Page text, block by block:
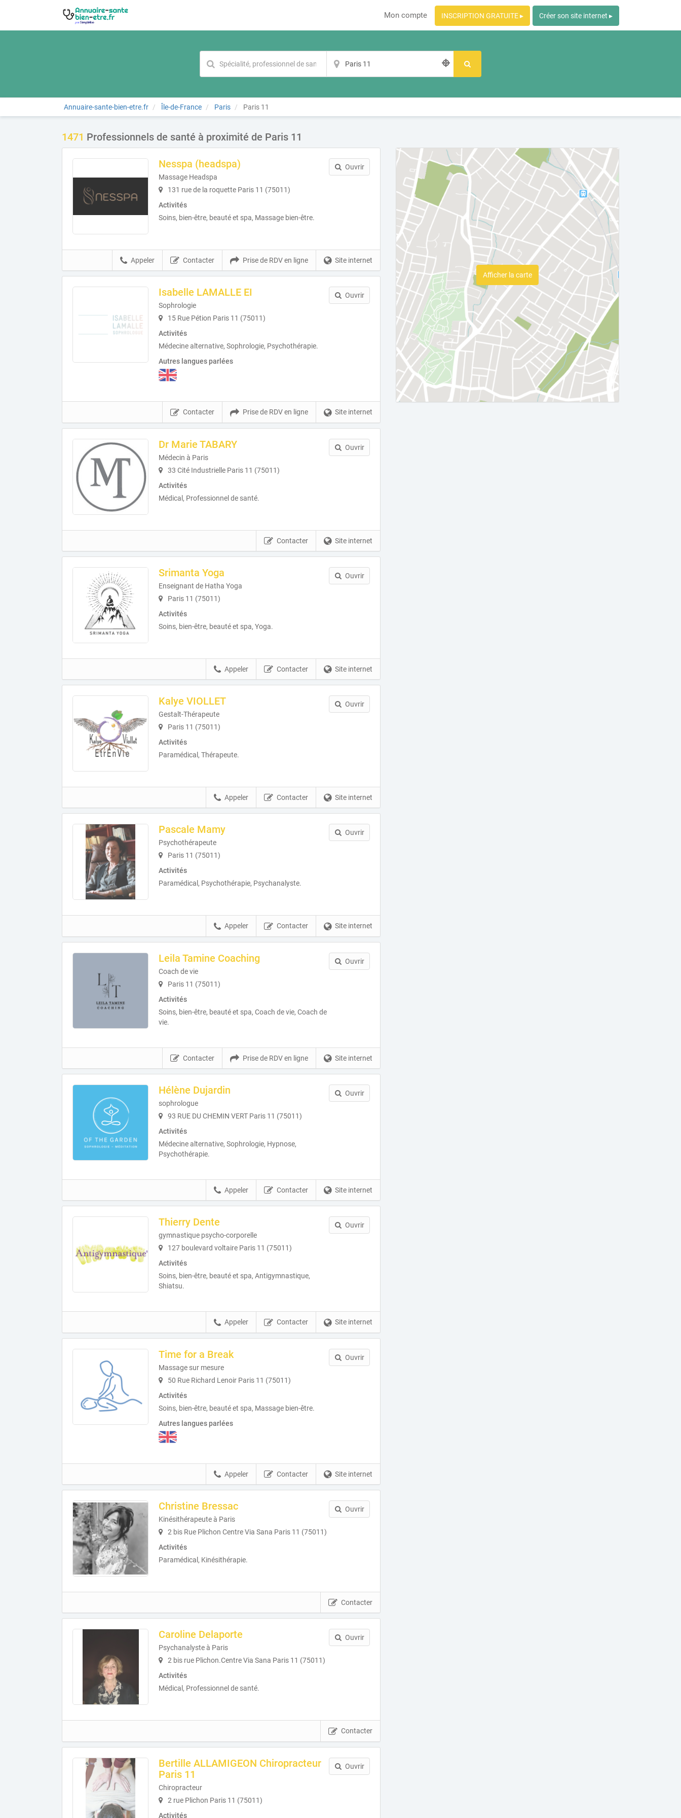
Mon compte INSCRIPTION GRATUITE ▸ Créer son site internet ▸
Annuaire-sante-bien-etre.fr Île-de-France Paris Paris 11
1471 Professionnels de santé à proximité de Paris 11
Nesspa (headspa)
Massage Headspa
131 rue de la roquette Paris 11 (75011)
Activités
Soins, bien-être, beauté et spa, Massage bien-être.
Ouvrir
Site internet
Prise de RDV en ligne
Contacter
Appeler
Isabelle LAMALLE EI
Sophrologie
15 Rue Pétion Paris 11 (75011)
Activités
Médecine alternative, Sophrologie, Psychothérapie.
Autres langues parlées
Ouvrir
Site internet
Prise de RDV en ligne
Contacter
Dr Marie TABARY
Médecin à Paris
33 Cité Industrielle Paris 11 (75011)
Activités
Médical, Professionnel de santé.
Ouvrir
Site internet
Contacter
Srimanta Yoga
Enseignant de Hatha Yoga
Paris 11 (75011)
Activités
Soins, bien-être, beauté et spa, Yoga.
Ouvrir
Site internet
Contacter
Appeler
Kalye VIOLLET
Gestalt-Thérapeute
Paris 11 (75011)
Activités
Paramédical, Thérapeute.
Ouvrir
Site internet
Contacter
Appeler
Pascale Mamy
Psychothérapeute
Paris 11 (75011)
Activités
Paramédical, Psychothérapie, Psychanalyste.
Ouvrir
Site internet
Contacter
Appeler
Leila Tamine Coaching
Coach de vie
Paris 11 (75011)
Activités
Soins, bien-être, beauté et spa, Coach de vie, Coach de
vie.
Ouvrir
Site internet
Prise de RDV en ligne
Contacter
Hélène Dujardin
sophrologue
93 RUE DU CHEMIN VERT Paris 11 (75011)
Activités
Médecine alternative, Sophrologie, Hypnose,
Psychothérapie.
Ouvrir
Site internet
Contacter
Appeler
Thierry Dente
gymnastique psycho-corporelle
127 boulevard voltaire Paris 11 (75011)
Activités
Soins, bien-être, beauté et spa, Antigymnastique,
Shiatsu.
Ouvrir
Site internet
Contacter
Appeler
Time for a Break
Massage sur mesure
50 Rue Richard Lenoir Paris 11 (75011)
Activités
Soins, bien-être, beauté et spa, Massage bien-être.
Autres langues parlées
Ouvrir
Site internet
Contacter
Appeler
Christine Bressac
Kinésithérapeute à Paris
2 bis Rue Plichon Centre Via Sana Paris 11 (75011)
Activités
Paramédical, Kinésithérapie.
Ouvrir
Contacter
Caroline Delaporte
Psychanalyste à Paris
2 bis rue Plichon.Centre Via Sana Paris 11 (75011)
Activités
Médical, Professionnel de santé.
Ouvrir
Contacter
Bertille ALLAMIGEON Chiropracteur
Paris 11
Chiropracteur
2 rue Plichon Paris 11 (75011)
Activités
Ouvrir
Afficher la carte